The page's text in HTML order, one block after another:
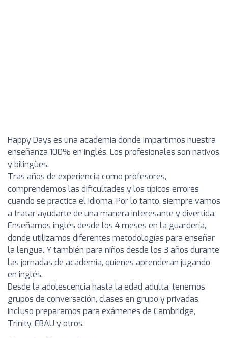
Happy Days es una academia donde impartimos nuestra
enseñanza 100% en inglés. Los profesionales son nativos
y bilingües.
Tras años de experiencia como profesores,
comprendemos las dificultades y los típicos errores
cuando se practica el idioma. Por lo tanto, siempre vamos
a tratar ayudarte de una manera interesante y divertida.
Enseñamos inglés desde los 4 meses en la guardería,
donde utilizamos diferentes metodologías para enseñar
la lengua. Y también para niños desde los 3 años durante
las jornadas de academia, quienes aprenderan jugando
en inglés.
Desde la adolescencia hasta la edad adulta, tenemos
grupos de conversación, clases en grupo y privadas,
incluso preparamos para exámenes de Cambridge,
Trinity, EBAU y otros.